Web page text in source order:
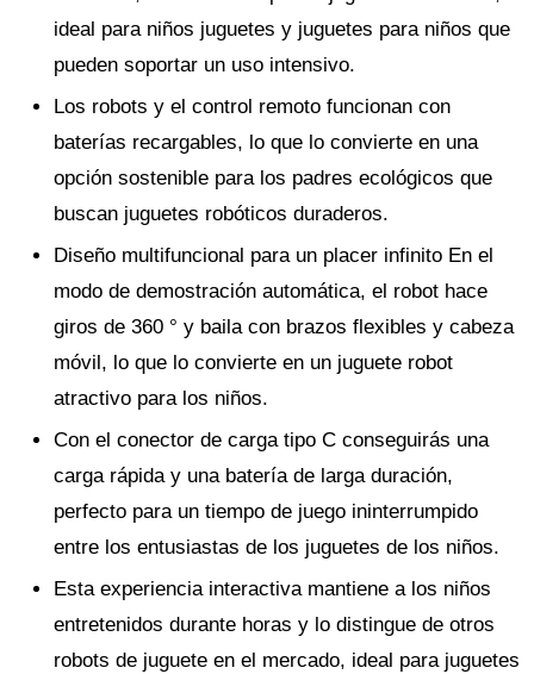
ideal para niños juguetes y juguetes para niños que
pueden soportar un uso intensivo.
Los robots y el control remoto funcionan con
baterías recargables, lo que lo convierte en una
opción sostenible para los padres ecológicos que
buscan juguetes robóticos duraderos.
Diseño multifuncional para un placer infinito En el
modo de demostración automática, el robot hace
giros de 360 ° y baila con brazos flexibles y cabeza
móvil, lo que lo convierte en un juguete robot
atractivo para los niños.
Con el conector de carga tipo C conseguirás una
carga rápida y una batería de larga duración,
perfecto para un tiempo de juego ininterrumpido
entre los entusiastas de los juguetes de los niños.
Esta experiencia interactiva mantiene a los niños
entretenidos durante horas y lo distingue de otros
robots de juguete en el mercado, ideal para juguetes